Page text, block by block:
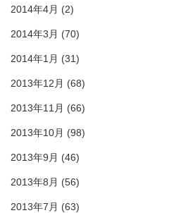
2014年4月 (2)
2014年3月 (70)
2014年1月 (31)
2013年12月 (68)
2013年11月 (66)
2013年10月 (98)
2013年9月 (46)
2013年8月 (56)
2013年7月 (63)